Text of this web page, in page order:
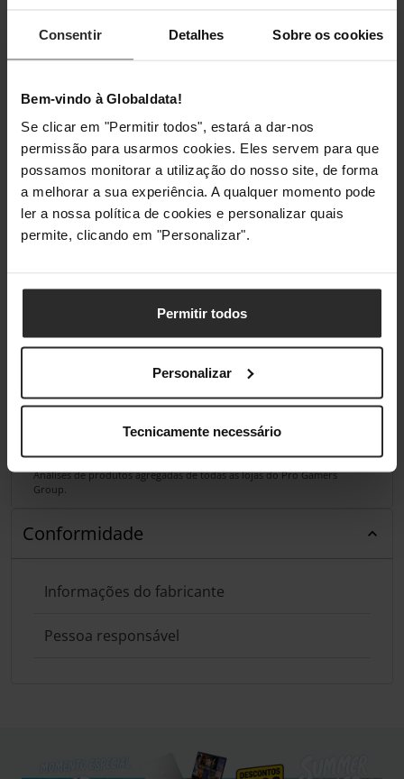
Consentir Detalhes Sobre os cookies
Bem-vindo à Globaldata!
Se clicar em "Permitir todos", estará a dar-nos
permissão para usarmos cookies. Eles servem para que
possamos monitorar a utilização do nosso site, de forma
a melhorar a sua experiência. A qualquer momento pode
ler a nossa política de cookies e personalizar quais
permite, clicando em "Personalizar".
Permitir todos
Personalizar
Tecnicamente necessário
Análises de produtos agregadas de todas as lojas do Pro Gamers
Group.
Conformidade
Informações do fabricante
Pessoa responsável